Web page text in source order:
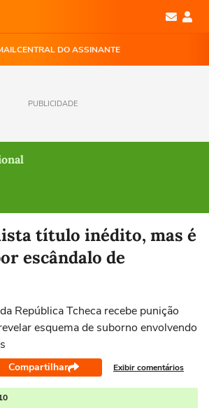
CENTRAL DO ASSINANTE
PUBLICIDADE
ver as notícias
título inédito, mas é
escândalo de
República Tcheca recebe punição
esquema de suborno envolvendo
Compartilhar Exibir comentários